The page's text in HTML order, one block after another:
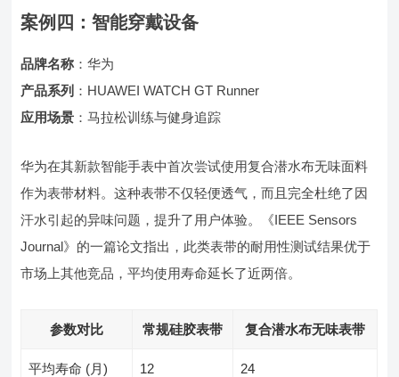
案例四：智能穿戴设备
品牌名称 ：华为
产品系列 ：HUAWEI WATCH GT Runner
应用场景 ：马拉松训练与健身追踪
华为在其新款智能手表中首次尝试使用复合潜水布无味面料
作为表带材料。这种表带不仅轻便透气，而且完全杜绝了因
汗水引起的异味问题，提升了用户体验。《IEEE Sensors
Journal》的一篇论文指出，此类表带的耐用性测试结果优于
市场上其他竞品，平均使用寿命延长了近两倍。
参数对比 常规硅胶表带 复合潜水布无味表带
平均寿命 (月) 12 24